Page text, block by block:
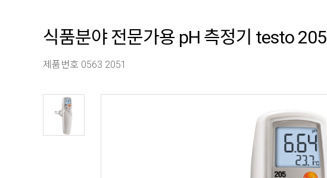
식품분야 전문가용 pH 측정기 testo 205
제품번호 0563 2051